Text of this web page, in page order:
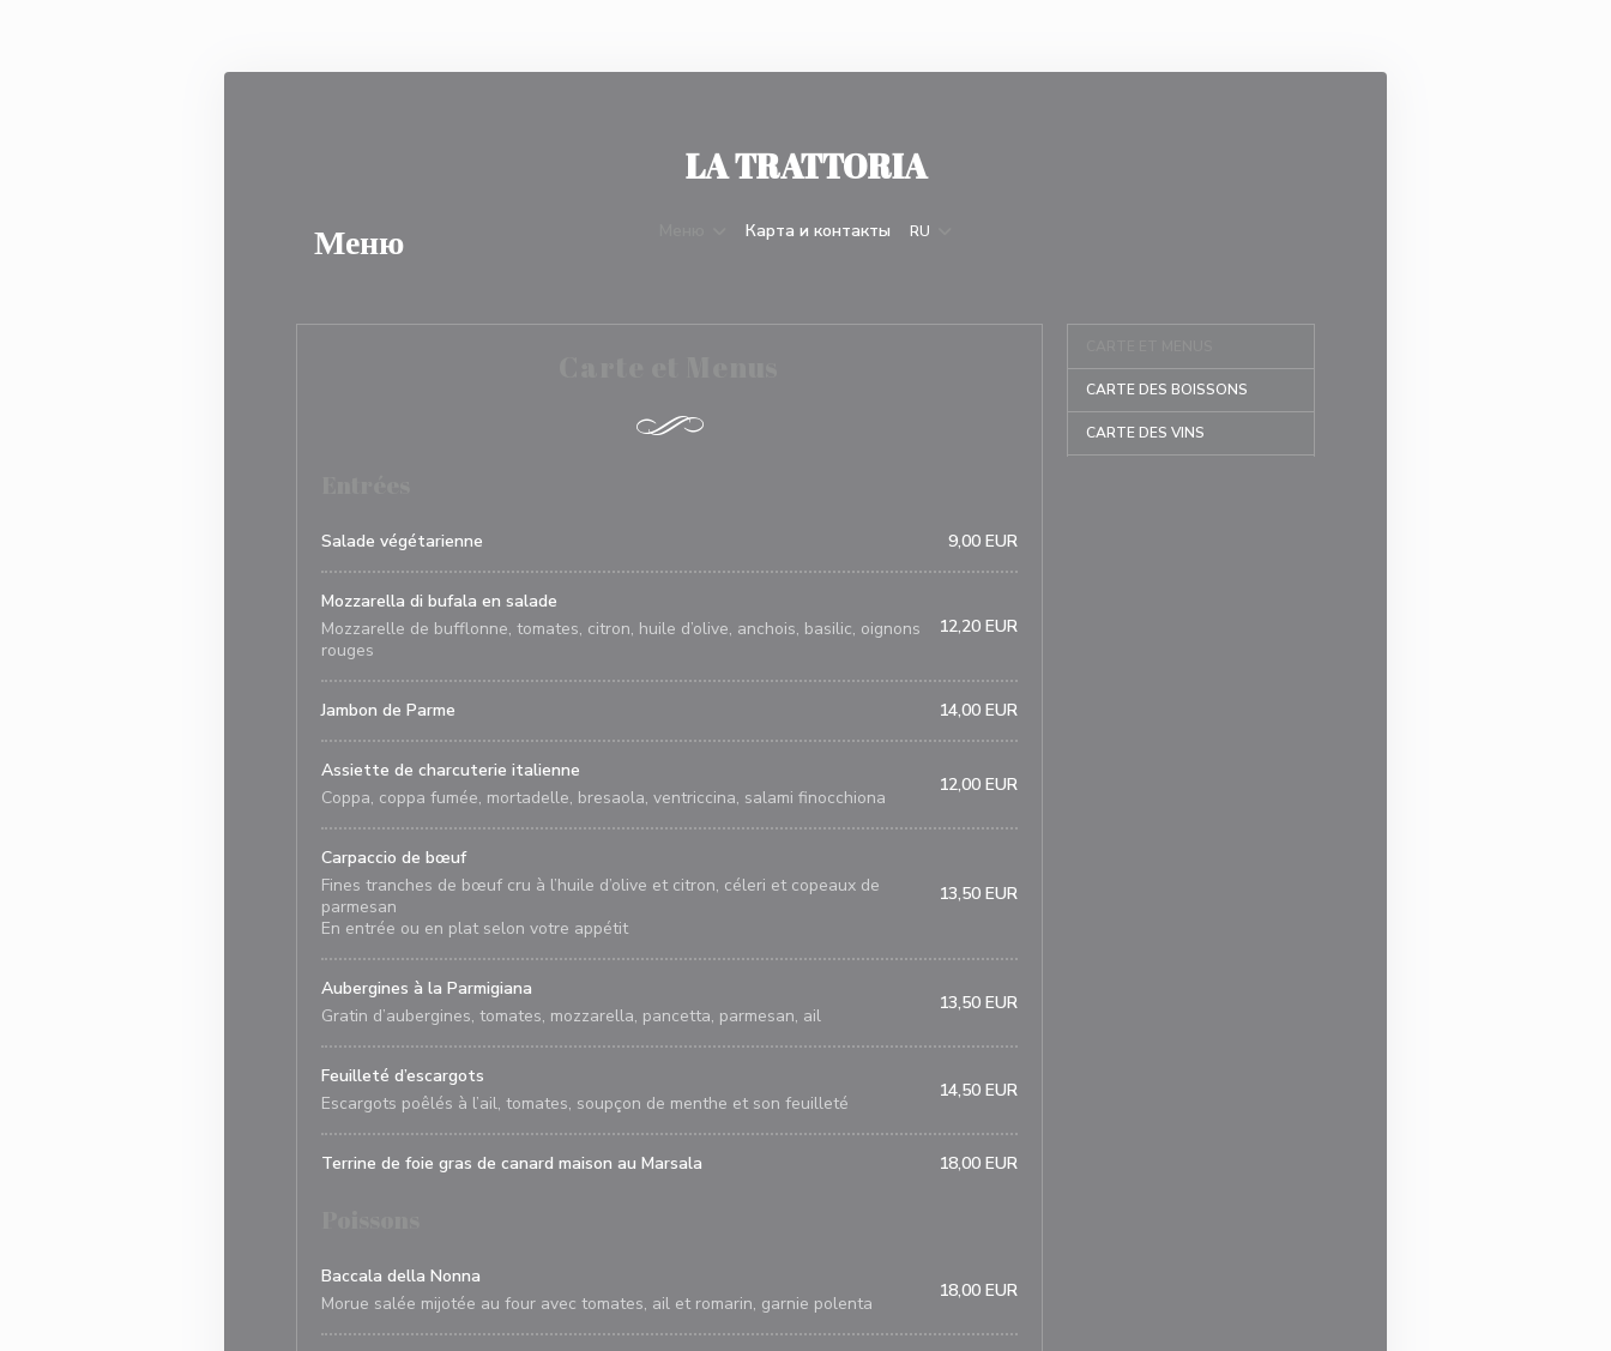
LA TRATTORIA
Карта и контакты RU
Меню
Salade végétarienne 9,00 EUR
Mozzarella di bufala en salade
Mozzarelle de bufflonne, tomates, citron, huile d’olive, anchois, basilic, oignons
rouges
12,20 EUR
Jambon de Parme 14,00 EUR
Assiette de charcuterie italienne
Coppa, coppa fumée, mortadelle, bresaola, ventriccina, salami finocchiona
12,00 EUR
Carpaccio de bœuf
Fines tranches de bœuf cru à l’huile d’olive et citron, céleri et copeaux de
parmesan
En entrée ou en plat selon votre appétit
13,50 EUR
Aubergines à la Parmigiana
Gratin d’aubergines, tomates, mozzarella, pancetta, parmesan, ail
13,50 EUR
Feuilleté d’escargots
Escargots poêlés à l’ail, tomates, soupçon de menthe et son feuilleté
14,50 EUR
Terrine de foie gras de canard maison au Marsala 18,00 EUR
Baccala della Nonna
Morue salée mijotée au four avec tomates, ail et romarin, garnie polenta
18,00 EUR
CARTE DES BOISSONS
CARTE DES VINS